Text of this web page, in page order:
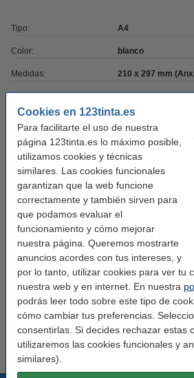
Cookies en 123tinta.es
Para facilitarte el uso de nuestra
página 123tinta.es lo máximo posible,
utilizamos cookies y técnicas
similares. Las cookies funcionales
garantizan que la web funcione
correctamente y también sirven para
que podamos evaluar el
funcionamiento y cómo mejorar
nuestra página. Queremos mostrarte
anuncios acordes con tus intereses, y
por lo tanto, utilizar cookies para ver tu
nuestra web y en internet. En nuestra
podrás leer todo sobre este tipo de
cómo cambiar tus preferencias.
consentirlas. Si decides rechazar estas
utilizaremos las cookies funcionales y
similares).
Tipo: A4
Color: blanco
Medidas: 210 x 297 mm
Cantidad: 500
Productos recomendados
A4 Papel reciclado | 80 gr |
Pack 50x Bolígrafos de 123tinta
14,00 € 12,60 €
Clips de colores Nº2 de 32mm -
1,00 €